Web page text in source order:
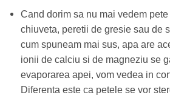
Cand dorim sa nu mai vedem
chiuveta, peretii de gresie sau de
cum spuneam mai sus, apa are
ionii de calciu si de magneziu se
evaporarea apei, vom vedea in
Diferenta este ca petele se vor